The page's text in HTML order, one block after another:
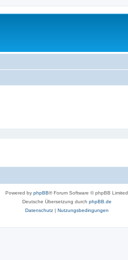
Powered by phpBB® Forum Software © phpBB Limited
Deutsche Übersetzung durch phpBB.de
Datenschutz| Nutzungsbedingungen